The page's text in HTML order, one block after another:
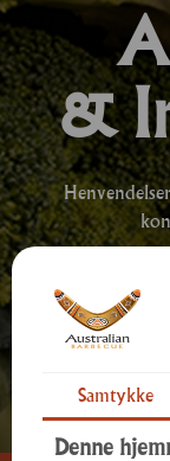
&
Samtykke
Denne